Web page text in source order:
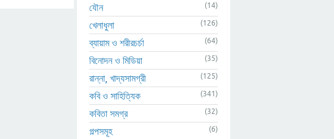
যৌন (14)
খেলাধুলা (126)
ব্যায়াম ও শরীরচর্চা (64)
বিনোদন ও মিডিয়া (35)
রান্না, খাদ্যসামগ্রী (125)
কবি ও সাহিত্যিক (341)
কবিতা সমগ্র (32)
গল্পসমূহ (6)